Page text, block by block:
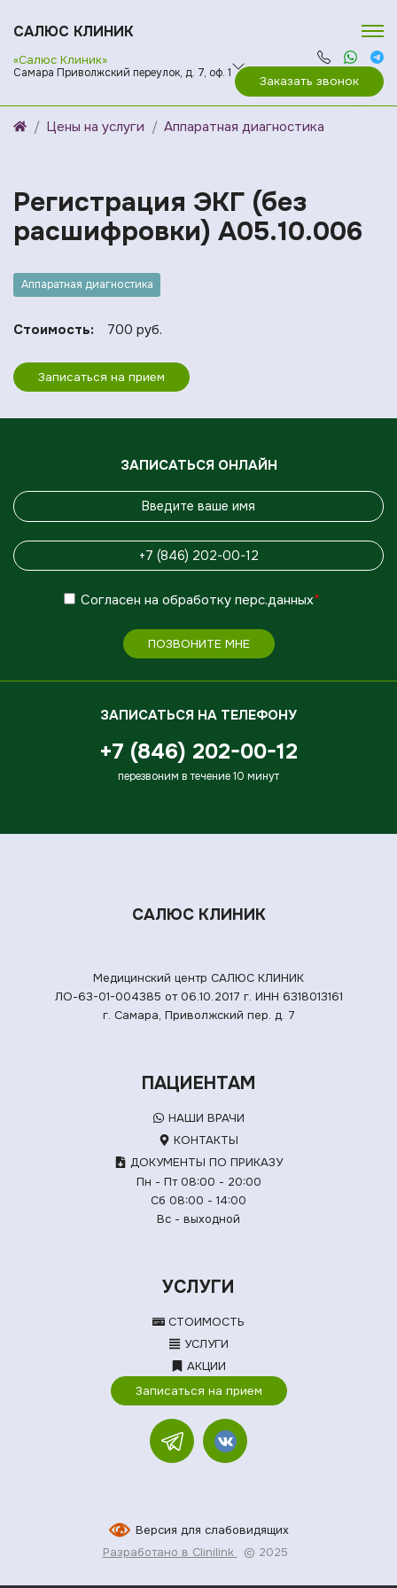
САЛЮС КЛИНИК
«Салюс Клиник»
Самара Приволжский переулок, д. 7, оф. 1
Заказать звонок
Цены на услуги Аппаратная диагностика
Регистрация ЭКГ (без
расшифровки) A05.10.006
Аппаратная диагностика
Стоимость: 700 руб.
Записаться на прием
ЗАПИСАТЬСЯ ОНЛАЙН
Согласен на обработку перс.данных*
ПОЗВОНИТЕ МНЕ
ЗАПИСАТЬСЯ НА ТЕЛЕФОНУ
+7 (846) 202-00-12
перезвоним в течение 10 минут
САЛЮС КЛИНИК
Медицинский центр САЛЮС КЛИНИК
ЛО-63-01-004385 от 06.10.2017 г. ИНН 6318013161
г. Самара, Приволжский пер. д. 7
ПАЦИЕНТАМ
НАШИ ВРАЧИ
КОНТАКТЫ
ДОКУМЕНТЫ ПО ПРИКАЗУ
Пн - Пт 08:00 - 20:00
Сб 08:00 - 14:00
Вс - выходной
УСЛУГИ
СТОИМОСТЬ
УСЛУГИ
АКЦИИ
Записаться на прием
Версия для слабовидящих
Разработано в Clinilink
© 2025